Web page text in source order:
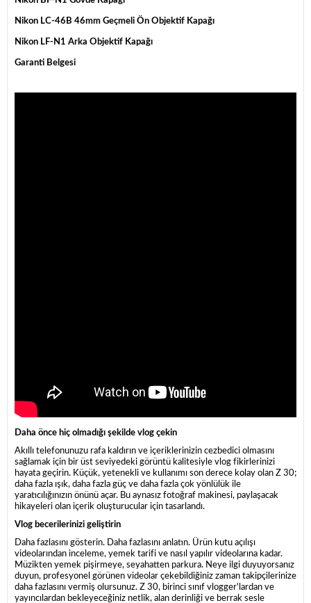
Daha önce hiç olmadığı şekilde vlog çekin
Akıllı telefonunuzu rafa kaldırın ve içeriklerinizin cezbedici olmasını
sağlamak için bir üst seviyedeki görüntü kalitesiyle vlog fikirlerinizi
hayata geçirin. Küçük, yetenekli ve kullanımı son derece kolay olan Z 30;
daha fazla ışık, daha fazla güç ve daha fazla çok yönlülük ile
yaratıcılığınızın önünü açar. Bu aynasız fotoğraf makinesi, paylaşacak
hikayeleri olan içerik oluşturucular için tasarlandı.
Vlog becerilerinizi geliştirin
Daha fazlasını gösterin. Daha fazlasını anlatın. Ürün kutu açılışı
videolarından inceleme, yemek tarifi ve nasıl yapılır videolarına kadar.
Müzikten yemek pişirmeye, seyahatten parkura. Neye ilgi duyuyorsanız
duyun, profesyonel görünen videolar çekebildiğiniz zaman takipçilerinize
daha fazlasını vermiş olursunuz. Z 30, birinci sınıf vlogger'lardan ve
yayıncılardan bekleyeceğiniz netlik, alan derinliği ve berrak sesle
Nikon LC-46B 46mm Geçmeli Ön Objektif Kapağı
Nikon LF-N1 Arka Objektif Kapağı
Garanti Belgesi